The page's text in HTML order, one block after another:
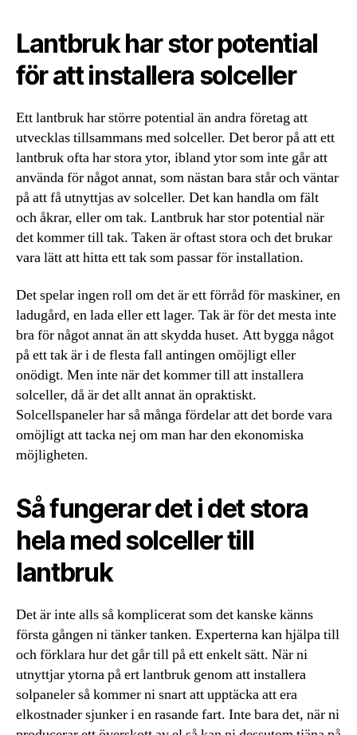
Lantbruk har stor potential
för att installera solceller
Ett lantbruk har större potential än andra företag att
utvecklas tillsammans med solceller. Det beror på att ett
lantbruk ofta har stora ytor, ibland ytor som inte går att
använda för något annat, som nästan bara står och väntar
på att få utnyttjas av solceller. Det kan handla om fält
och åkrar, eller om tak. Lantbruk har stor potential när
det kommer till tak. Taken är oftast stora och det brukar
vara lätt att hitta ett tak som passar för installation.
Det spelar ingen roll om det är ett förråd för maskiner, en
ladugård, en lada eller ett lager. Tak är för det mesta inte
bra för något annat än att skydda huset. Att bygga något
på ett tak är i de flesta fall antingen omöjligt eller
onödigt. Men inte när det kommer till att installera
solceller, då är det allt annat än opraktiskt.
Solcellspaneler har så många fördelar att det borde vara
omöjligt att tacka nej om man har den ekonomiska
möjligheten.
Så fungerar det i det stora
hela med solceller till
lantbruk
Det är inte alls så komplicerat som det kanske känns
första gången ni tänker tanken. Experterna kan hjälpa till
och förklara hur det går till på ett enkelt sätt. När ni
utnyttjar ytorna på ert lantbruk genom att installera
solpaneler så kommer ni snart att upptäcka att era
elkostnader sjunker i en rasande fart. Inte bara det, när ni